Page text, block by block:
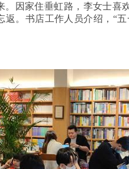
。因家住垂虹路，李女士喜
。书店工作人员介绍，“